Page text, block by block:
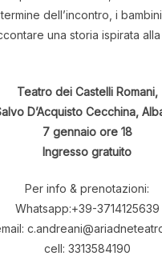
dell’incontro, i
una storia ispirata alla
Teatro dei Castelli Romani,
D’Acquisto Cecchina,
7 gennaio ore 18
Ingresso gratuito
Per info & prenotazioni:
Whatsapp:+39-3714125639
cell: 3313584190